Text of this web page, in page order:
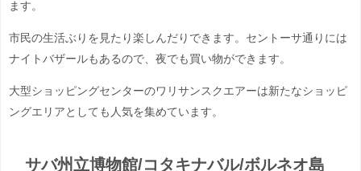
ます。
市民の生活ぶりを見たり楽しんだりできます。セントーサ通りには
ナイトバザールもあるので、夜でも買い物ができます。
大型ショッピングセンターのワリサンスクエアーは新たなショッピ
ングエリアとしても人気を集めています。
サバ州立博物館/コタキナバル/ボルネオ島